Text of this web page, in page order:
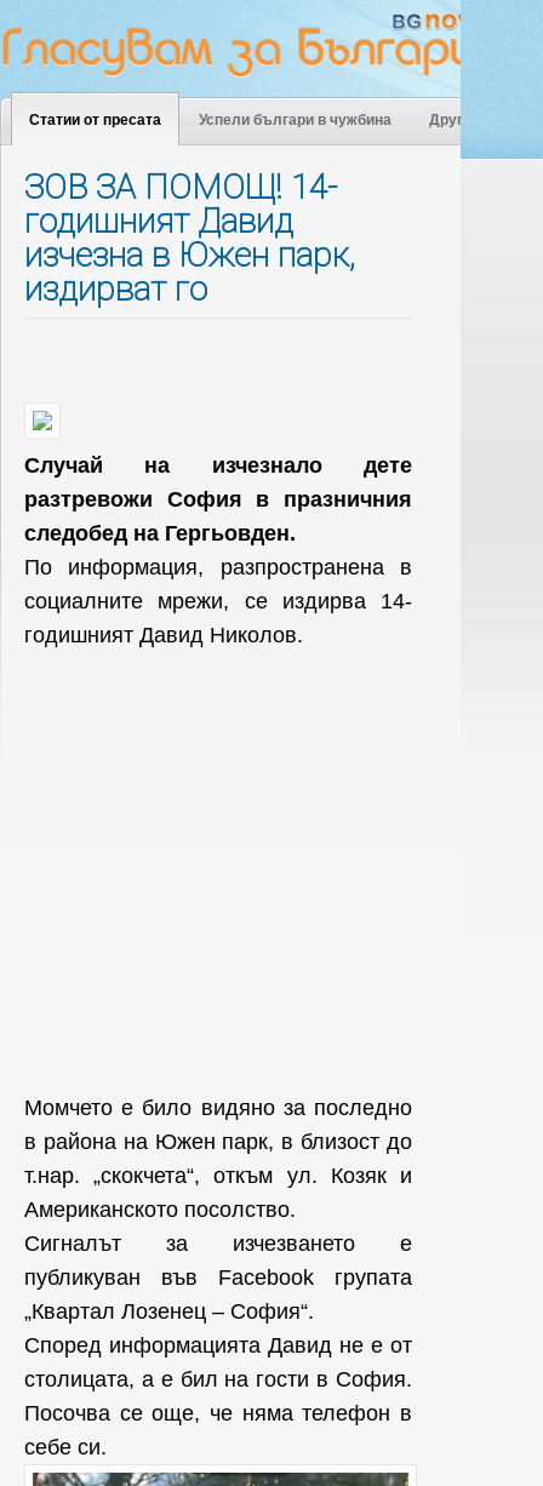
Статии от пресата Успели българи в чужбина Други
ЗОВ ЗА ПОМОЩ! 14-
годишният Давид
изчезна в Южен парк,
издирват го
Случай на изчезнало дете
разтревожи София в празничния
следобед на Гергьовден.
По информация, разпространена в
социалните мрежи, се издирва 14-
годишният Давид Николов.
Момчето е било видяно за последно
в района на Южен парк, в близост до
т.нар. „скокчета“, откъм ул. Козяк и
Американското посолство.
Сигналът за изчезването е
публикуван във Facebook групата
„Квартал Лозенец – София“.
Според информацията Давид не е от
столицата, а е бил на гости в София.
Посочва се още, че няма телефон в
себе си.